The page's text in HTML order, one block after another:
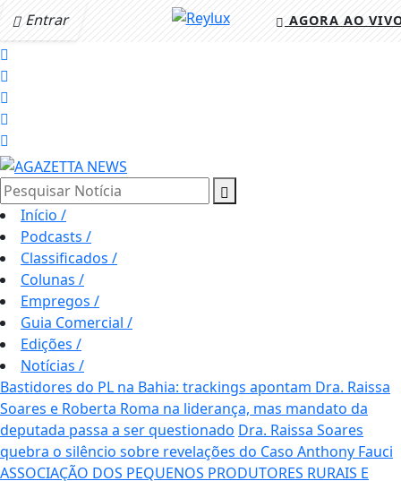
Entrar AGORA AO
Pesquisar Notícia
Início /
Podcasts /
Classificados /
Colunas /
Empregos /
Guia Comercial /
Edições /
Notícias /
Bastidores do PL na Bahia: trackings apontam Dra. Raissa
Soares e Roberta Roma na liderança, mas mandato da
deputada passa a ser questionado Dra. Raissa Soares
quebra o silêncio sobre revelações do Caso Anthony Fauci
ASSOCIAÇÃO DOS PEQUENOS PRODUTORES RURAIS E